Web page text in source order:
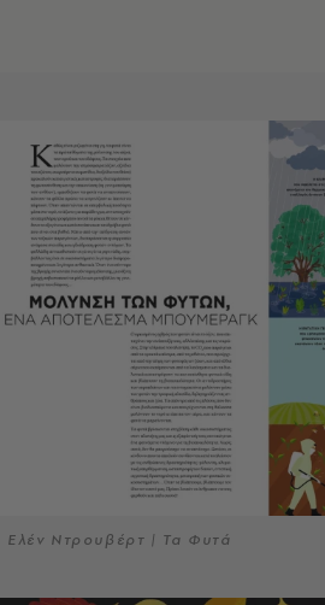
Ελέν Ντρουβέρτ | Τα Φυτά